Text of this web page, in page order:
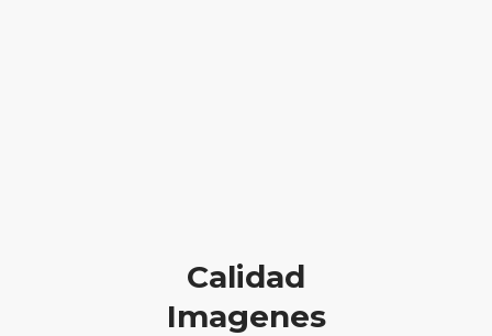
NUESTROS PRODUCTOSCalidad
Imagenes